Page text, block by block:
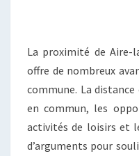
La proximité de Aire-
offre de nombreux
commune. La
en commun, les
activités de loisirs et
d’arguments pour